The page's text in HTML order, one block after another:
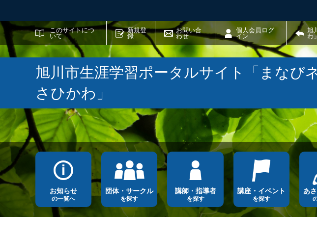
このサイトにつ
いて
新規登
録
お問い合
わせ
個人会員ログ
イン
旭
わ
サイト内検索
旭川市生涯学習ポータルサイト「まなび
さひかわ」
お知らせ
の一覧へ
団体・サークル
を探す
講師・指導者
を探す
講座・イベント
を探す
あ